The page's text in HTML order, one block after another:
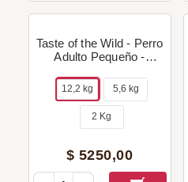
Taste of the Wild - Perro
Adulto Pequeño -
(Grain Free - Venado) +
Regalo!
12,2 kg 5,6 kg
2 Kg
$ 5250,00